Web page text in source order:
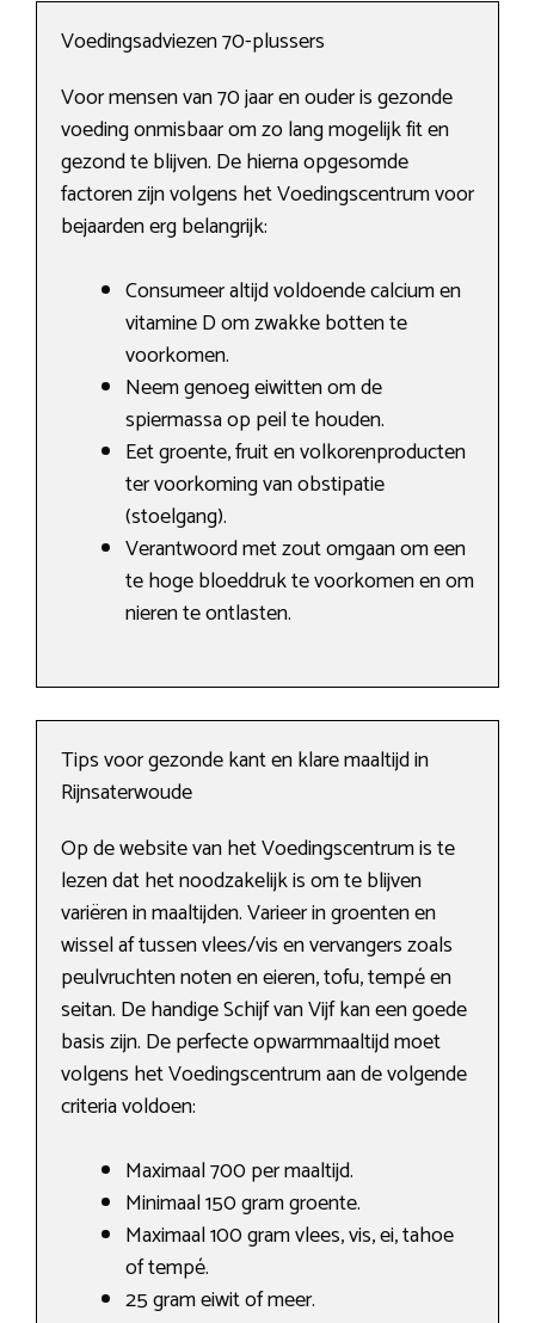
Voedingsadviezen 70-plussers
Voor mensen van 70 jaar en ouder is gezonde
voeding onmisbaar om zo lang mogelijk fit en
gezond te blijven. De hierna opgesomde
factoren zijn volgens het Voedingscentrum voor
bejaarden erg belangrijk:
Consumeer altijd voldoende calcium en
vitamine D om zwakke botten te
voorkomen.
Neem genoeg eiwitten om de
spiermassa op peil te houden.
Eet groente, fruit en volkorenproducten
ter voorkoming van obstipatie
(stoelgang).
Verantwoord met zout omgaan om een
te hoge bloeddruk te voorkomen en om
nieren te ontlasten.
Tips voor gezonde kant en klare maaltijd in
Rijnsaterwoude
Op de website van het Voedingscentrum is te
lezen dat het noodzakelijk is om te blijven
variëren in maaltijden. Varieer in groenten en
wissel af tussen vlees/vis en vervangers zoals
peulvruchten noten en eieren, tofu, tempé en
seitan. De handige Schijf van Vijf kan een goede
basis zijn. De perfecte opwarmmaaltijd moet
volgens het Voedingscentrum aan de volgende
criteria voldoen:
Maximaal 700 per maaltijd.
Minimaal 150 gram groente.
Maximaal 100 gram vlees, vis, ei, tahoe
of tempé.
25 gram eiwit of meer.